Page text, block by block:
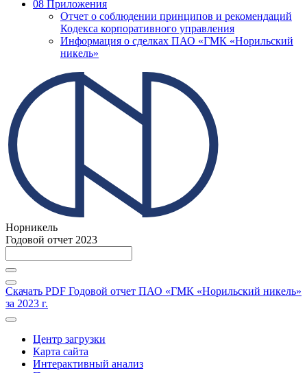
08 Приложения
Отчет о соблюдении принципов и рекомендаций
Кодекса корпоративного управления
Информация о сделках ПАО «ГМК «Норильский
никель»
Норникель
Годовой отчет 2023
Скачать PDF Годовой отчет ПАО «ГМК «Норильский никель»
за 2023 г.
Центр загрузки
Карта сайта
Интерактивный анализ